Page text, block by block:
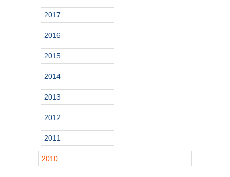
2017
2016
2015
2014
2013
2012
2011
2010